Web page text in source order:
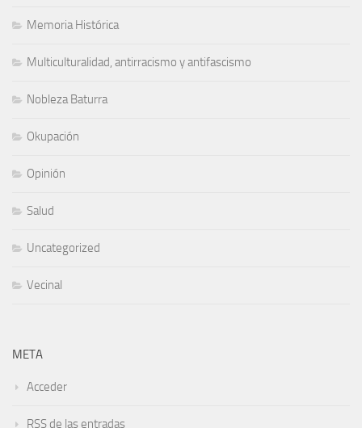
Memoria Histórica
Multiculturalidad, antirracismo y antifascismo
Nobleza Baturra
Okupación
Opinión
Salud
Uncategorized
Vecinal
META
Acceder
RSS de las entradas